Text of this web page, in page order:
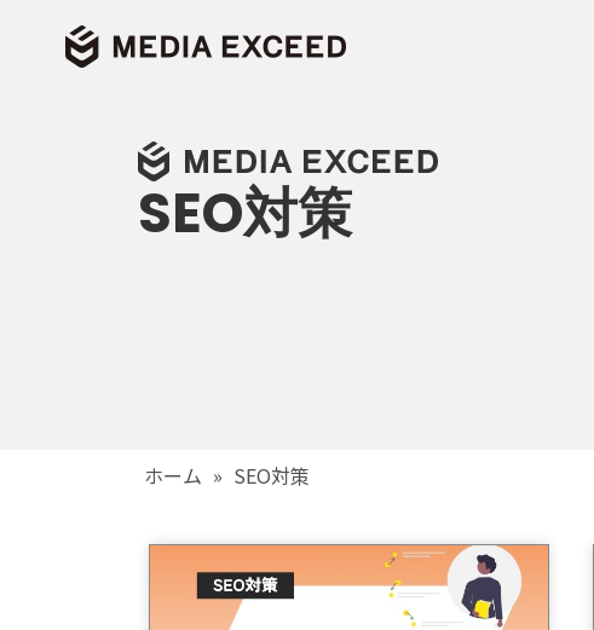
SEO対策
ホーム » SEO対策